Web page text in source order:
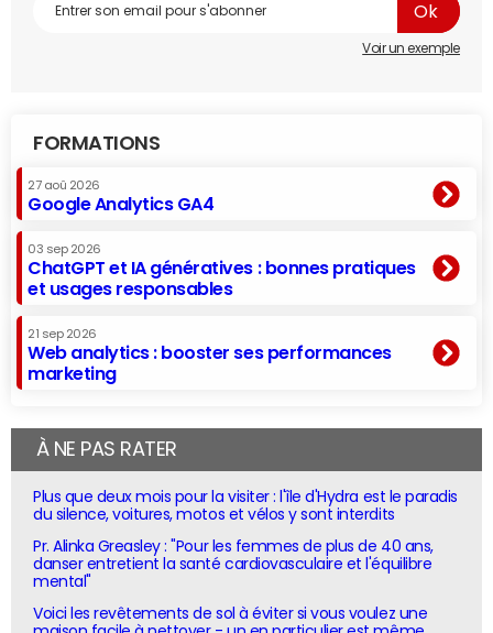
Voir un exemple
FORMATIONS
27 aoû 2026
Google Analytics GA4
03 sep 2026
ChatGPT et IA génératives : bonnes pratiques
et usages responsables
21 sep 2026
Web analytics : booster ses performances
marketing
À NE PAS RATER
Plus que deux mois pour la visiter : l'île d'Hydra est le paradis
du silence, voitures, motos et vélos y sont interdits
Pr. Alinka Greasley : "Pour les femmes de plus de 40 ans,
danser entretient la santé cardiovasculaire et l'équilibre
mental"
Voici les revêtements de sol à éviter si vous voulez une